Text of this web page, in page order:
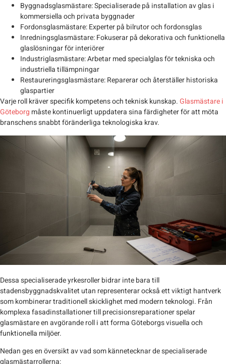
Byggnadsglasmästare: Specialiserade på installation av glas i
kommersiella och privata byggnader
Fordonsglasmästare: Experter på bilrutor och fordonsglas
Inredningsglasmästare: Fokuserar på dekorativa och funktionella
glaslösningar för interiörer
Industriglasmästare: Arbetar med specialglas för tekniska och
industriella tillämpningar
Restaureringsglasmästare: Reparerar och återställer historiska
glaspartier
Varje roll kräver specifik kompetens och teknisk kunskap.Glasmästare i
Göteborg måste kontinuerligt uppdatera sina färdigheter för att möta
branschens snabbt föränderliga teknologiska krav.
Dessa specialiserade yrkesroller bidrar inte bara till
stadensbyggnadskvalitet utan representerar också ett viktigt hantverk
som kombinerar traditionell skicklighet med modern teknologi. Från
komplexa fasadinstallationer till precisionsreparationer spelar
glasmästare en avgörande roll i att forma Göteborgs visuella och
funktionella miljöer.
Nedan ges en översikt av vad som kännetecknar de specialiserade